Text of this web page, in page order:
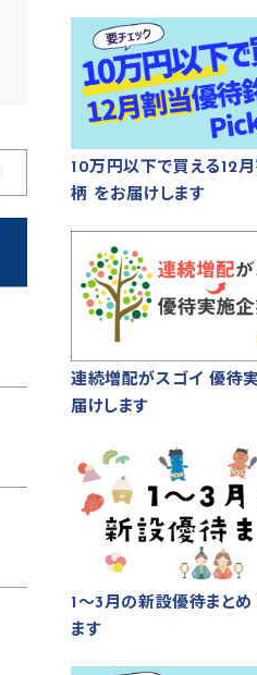
10万円以下で買える12
柄 をお届けします
連続増配がスゴイ 優待
届けします
1～3月の新設優待まと
ます